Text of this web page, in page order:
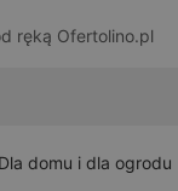
ręką Ofertolino.pl
Dla domu i dla ogrodu